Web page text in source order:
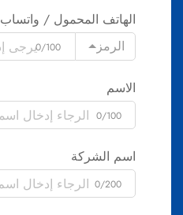
الهاتف المحمول / واتساب
الرمز
0/100
الاسم
0/100
اسم الشركة
0/200